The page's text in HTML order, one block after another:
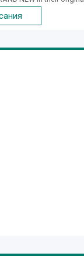
warehouse to
model bikes :